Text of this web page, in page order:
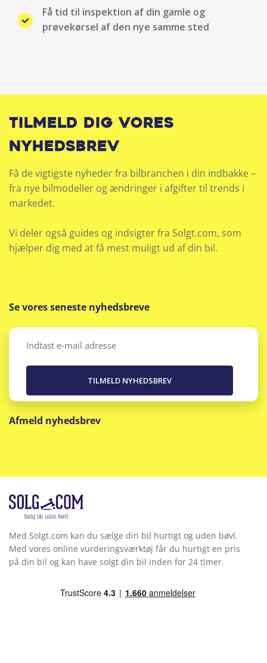
Tagræling
Få tid til inspektion af din gamle og
prøvekørsel af den nye samme sted
Tilmeld dig vores
nyhedsbrev
Få de vigtigste nyheder fra bilbranchen i din indbakke –
fra nye bilmodeller og ændringer i afgifter til trends i
markedet.
Vi deler også guides og indsigter fra Solgt.com, som
hjælper dig med at få mest muligt ud af din bil.
Se vores seneste nyhedsbreve
Email
Afmeld nyhedsbrev
Med Solgt.com kan du sælge din bil hurtigt og uden bøvl.
Med vores online vurderingsværktøj får du hurtigt en pris
på din bil og kan have solgt din bil inden for 24 timer.